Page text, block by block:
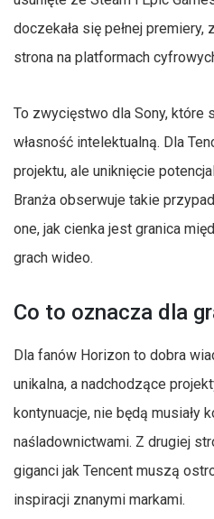
doczekała się pełnej premiery,
strona na platformach
To zwycięstwo dla Sony, które
własność intelektualną. Dla
projektu, ale uniknięcie
Branża obserwuje takie
one, jak cienka jest granica
grach wideo.
Co to oznacza dla
Dla fanów Horizon to dobra
unikalna, a nadchodzące
kontynuacje, nie będą musiały
naśladownictwami. Z drugiej
giganci jak Tencent muszą
inspiracji znanymi markami.